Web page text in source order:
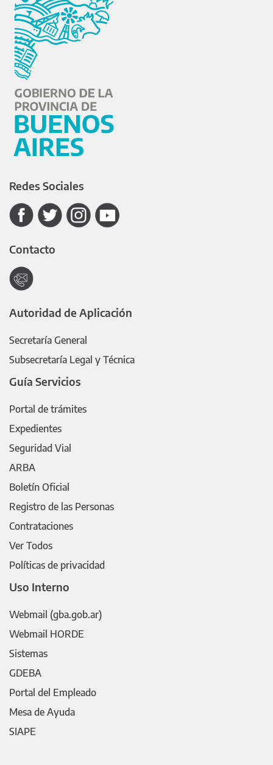
Redes Sociales
Contacto
Autoridad de Aplicación
Secretaría General
Subsecretaría Legal y Técnica
Guía Servicios
Portal de trámites
Expedientes
Seguridad Vial
ARBA
Boletín Oficial
Registro de las Personas
Contrataciones
Ver Todos
Políticas de privacidad
Uso Interno
Webmail (gba.gob.ar)
Webmail HORDE
Sistemas
GDEBA
Portal del Empleado
Mesa de Ayuda
SIAPE